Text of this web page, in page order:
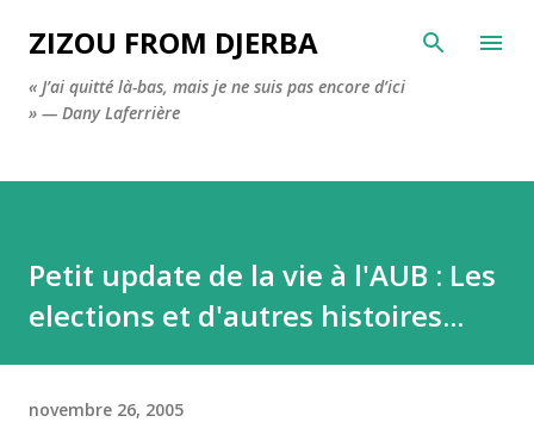
Accéder au contenu principal
ZIZOU FROM DJERBA
« J’ai quitté là-bas, mais je ne suis pas encore d’ici
» — Dany Laferrière
Petit update de la vie à l'AUB : Les
elections et d'autres histoires...
novembre 26, 2005